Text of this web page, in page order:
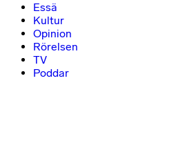
Essä
Kultur
Opinion
Rörelsen
TV
Poddar